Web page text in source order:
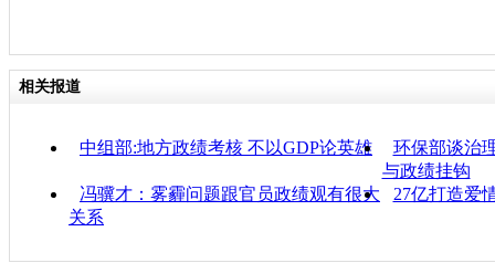
相关报道
中组部:地方政绩考核 不以GDP论英雄
环保部谈治
与政绩挂钩
冯骥才：雾霾问题跟官员政绩观有很大
关系
27亿打造爱